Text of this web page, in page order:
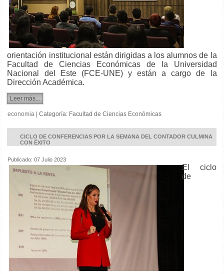
orientación institucional están dirigidas a los alumnos de la
Facultad de Ciencias Económicas de la Universidad
Nacional del Este (FCE-UNE) y están a cargo de la
Dirección Académica.
Leer más...
economia |Categoría: Facultad de Ciencias Económicas
CICLO DE CONFERENCIAS POR LA SEMANA DEL CONTADOR CULMINA
CON ÉXITO
Publicado: 07 Julio 2023
El ciclo
de